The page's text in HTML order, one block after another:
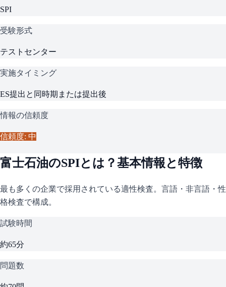
SPI
受験形式
テストセンター
実施タイミング
ES提出と同時期または提出後
情報の信頼度
信頼度: 中
富士石油のSPIとは？基本情報と特徴
最も多くの企業で採用されている適性検査。言語・非言語・性
格検査で構成。
試験時間
約65分
問題数